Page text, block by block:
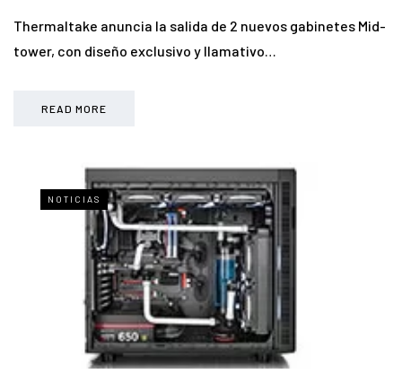
Thermaltake anuncia la salida de 2 nuevos gabinetes Mid-
tower, con diseño exclusivo y llamativo…
READ MORE
NOTICIAS